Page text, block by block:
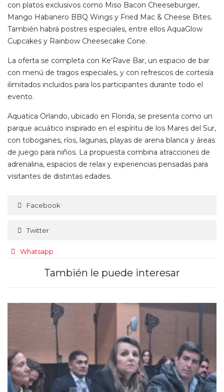
con platos exclusivos como Miso Bacon Cheeseburger,
Mango Habanero BBQ Wings y Fried Mac & Cheese Bites.
También habrá postres especiales, entre ellos AquaGlow
Cupcakes y Rainbow Cheesecake Cone.
La oferta se completa con Ke’Rave Bar, un espacio de bar
con menú de tragos especiales, y con refrescos de cortesía
ilimitados incluidos para los participantes durante todo el
evento.
Aquatica Orlando, ubicado en Florida, se presenta como un
parque acuático inspirado en el espíritu de los Mares del Sur,
con toboganes, ríos, lagunas, playas de arena blanca y áreas
de juego para niños. La propuesta combina atracciones de
adrenalina, espacios de relax y experiencias pensadas para
visitantes de distintas edades.
Facebook
Twitter
Whatsapp
También le puede interesar